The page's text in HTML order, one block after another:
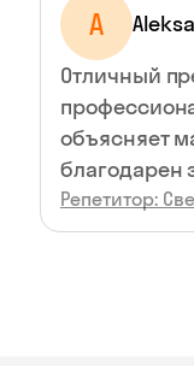
A
Отличный
объясняет
благодарен
Репетитор: